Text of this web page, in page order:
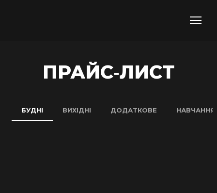
ПРАЙС-ЛИСТ
БУДНІ ВИХІДНІ ДОДАТКОВЕ НАВЧАННЯ